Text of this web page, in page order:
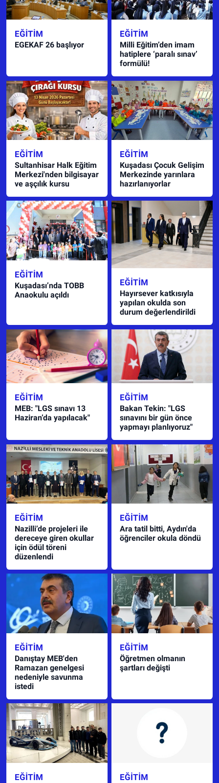
EĞITIM
EGEKAF 26 başlıyor
EĞITIM
Milli Eğitim’den imam
hatiplere ‘paralı sınav’
formülü!
EĞITIM
Sultanhisar Halk Eğitim
Merkezi'nden bilgisayar
ve aşçılık kursu
EĞITIM
Kuşadası Çocuk Gelişim
Merkezinde yarınlara
hazırlanıyorlar
EĞITIM
Kuşadası’nda TOBB
Anaokulu açıldı
EĞITIM
Hayırsever katkısıyla
yapılan okulda son
durum değerlendirildi
EĞITIM
MEB: "LGS sınavı 13
Haziran’da yapılacak"
EĞITIM
Bakan Tekin: "LGS
sınavını bir gün önce
yapmayı planlıyoruz"
EĞITIM
Nazilli’de projeleri ile
dereceye giren okullar
için ödül töreni
düzenlendi
EĞITIM
Ara tatil bitti, Aydın'da
öğrenciler okula döndü
EĞITIM
Danıştay MEB'den
Ramazan genelgesi
nedeniyle savunma
istedi
EĞITIM
Öğretmen olmanın
şartları değişti
EĞITIM EĞITIM